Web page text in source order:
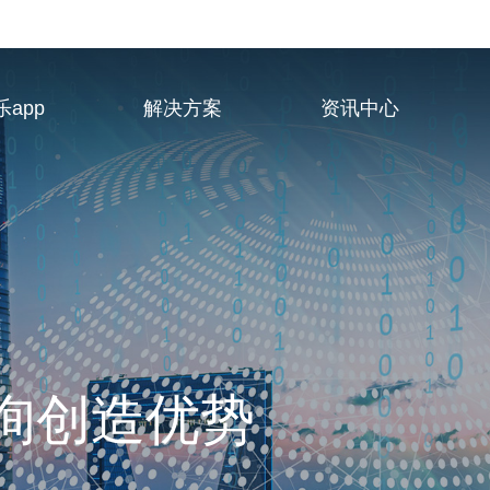
app 解决方案 资讯中心
创造优势
服务供应商